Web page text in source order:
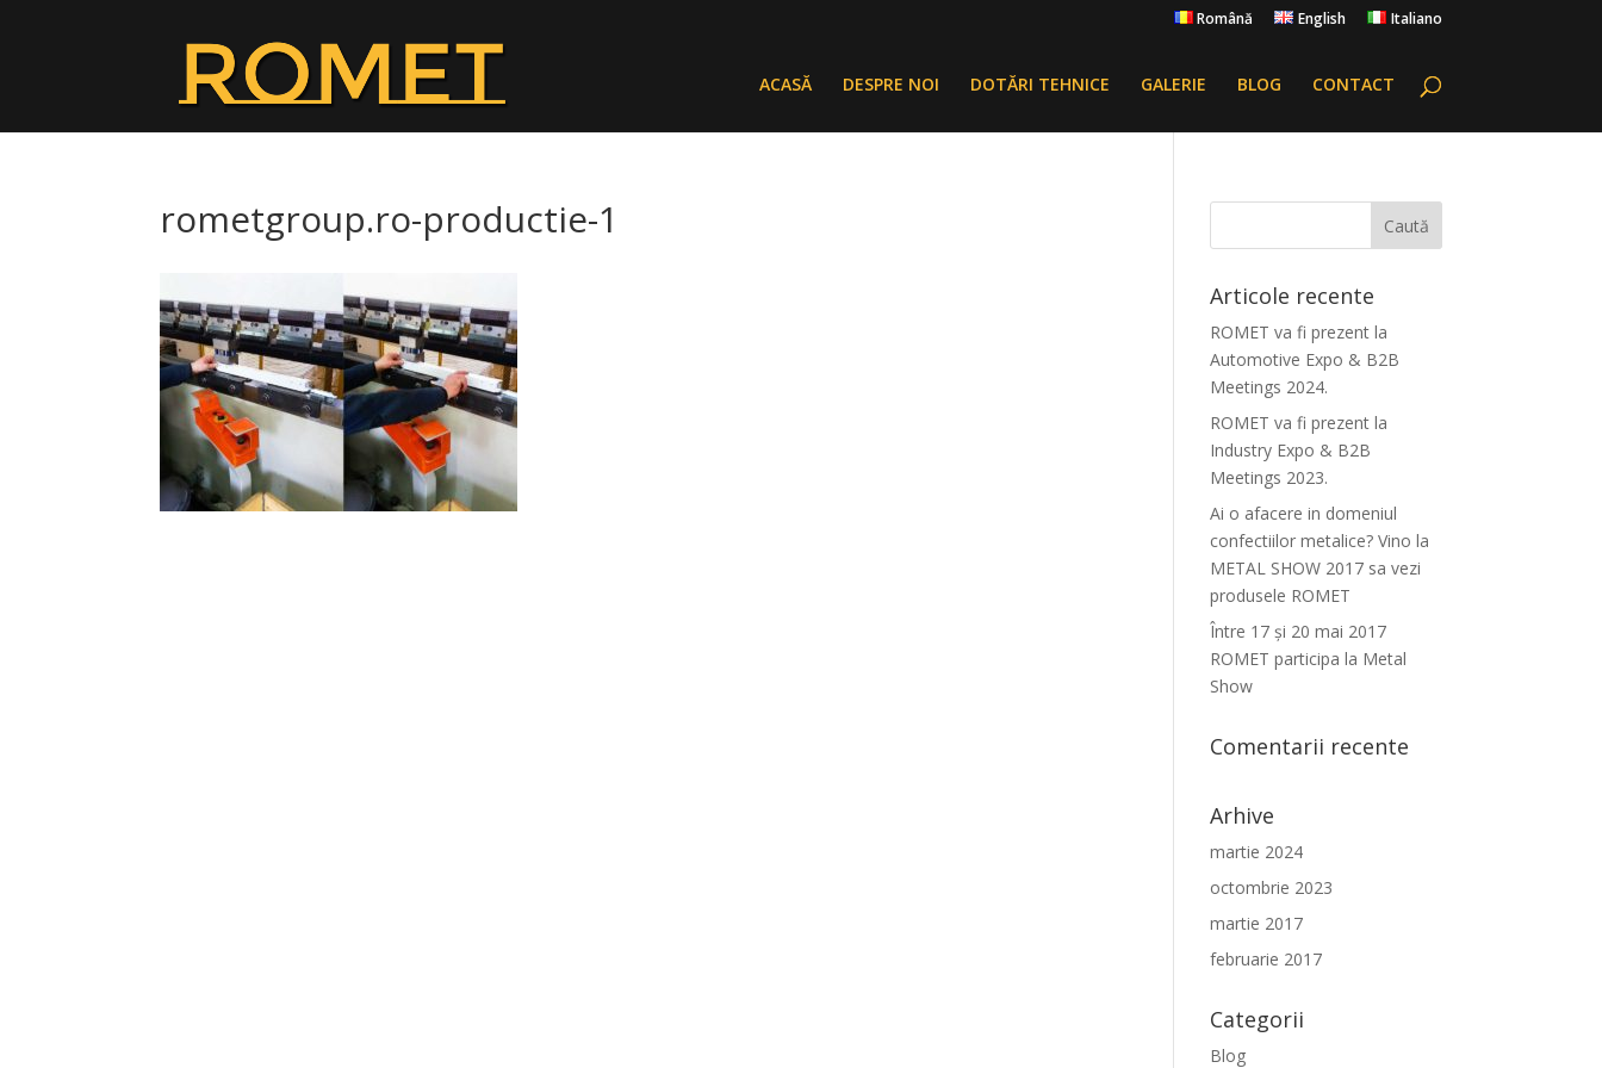
Română English Italiano
ACASĂ DESPRE NOI DOTĂRI TEHNICE GALERIE BLOG CONTACT
rometgroup.ro-productie-1
Articole recente
ROMET va fi prezent la
Automotive Expo & B2B
Meetings 2024.
ROMET va fi prezent la
Industry Expo & B2B
Meetings 2023.
Ai o afacere in domeniul
confectiilor metalice? Vino la
METAL SHOW 2017 sa vezi
produsele ROMET
Între 17 şi 20 mai 2017
ROMET participa la Metal
Show
Comentarii recente
Arhive
martie 2024
octombrie 2023
martie 2017
februarie 2017
Categorii
Blog